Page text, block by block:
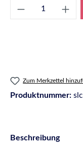
Produkt
Zum Merkzettel
Produktnummer:
Beschreibung